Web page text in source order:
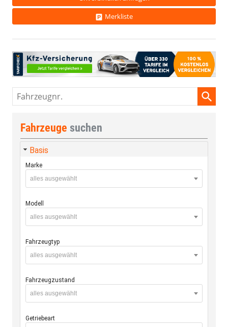
Merkliste
Fahrzeugnr.
Fahrzeuge suchen
Basis
Marke
alles ausgewählt
Modell
alles ausgewählt
Fahrzeugtyp
alles ausgewählt
Fahrzeugzustand
alles ausgewählt
Getriebeart